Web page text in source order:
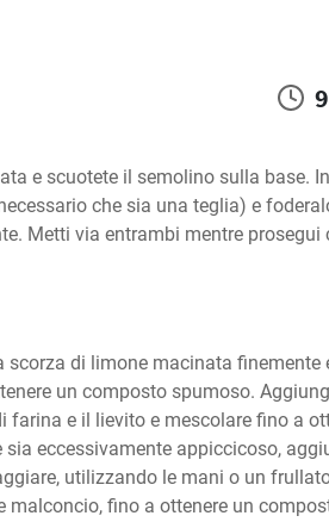
e scuotete il semolino sulla base.
che sia una teglia) e
Metti via entrambi mentre prosegui
scorza di limone macinata finemente
un composto spumoso.
e il lievito e mescolare fino a
eccessivamente appiccicoso,
utilizzando le mani o un
malconcio, fino a ottenere un